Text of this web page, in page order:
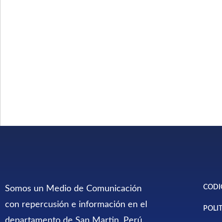
Somos un Medio de Comunicación
con repercusión e información en el